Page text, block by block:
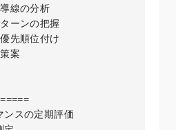
線の分析
ーンの把握
先順位付け
案
スの定期評価